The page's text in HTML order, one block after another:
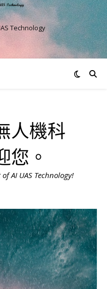
Technology
人機科
您。
AI UAS Technology!